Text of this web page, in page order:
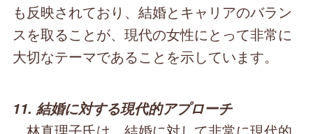
も反映されており、結婚とキャリアのバラン
スを取ることが、現代の女性にとって非常に
大切なテーマであることを示しています。
11. 結婚に対する現代的アプローチ
林真理子氏は、結婚に対して非常に現代的